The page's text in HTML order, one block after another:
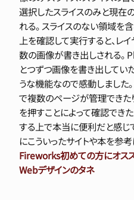
選択したスライスのみと現在
れる。 スライスのない領域を
上を確認して実行すると、レ
数の画像が書き出しされる
とつずつ画像を書き出してい
うな機能なので感動しました
で複数のページが管理できた
を押すことによって確認で
する上で本当に便利だと感じ
にこういったサイトや本を参
Fireworks初めての方にオス
Webデザインのタネ